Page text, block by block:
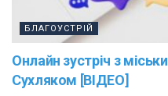
БЛАГОУСТРІЙ
Онлайн зустріч з
Сухляком [ВІДЕО]